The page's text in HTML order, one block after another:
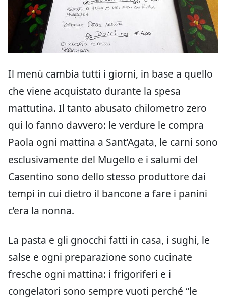
Il menù cambia tutti i giorni, in base a quello
che viene acquistato durante la spesa
mattutina. Il tanto abusato chilometro zero
qui lo fanno davvero: le verdure le compra
Paola ogni mattina a Sant’Agata, le carni sono
esclusivamente del Mugello e i salumi del
Casentino sono dello stesso produttore dai
tempi in cui dietro il bancone a fare i panini
c’era la nonna.
La pasta e gli gnocchi fatti in casa, i sughi, le
salse e ogni preparazione sono cucinate
fresche ogni mattina: i frigoriferi e i
congelatori sono sempre vuoti perché “le